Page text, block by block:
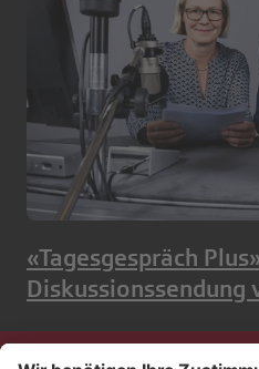
«Tagesgespräch
Diskussionssendung